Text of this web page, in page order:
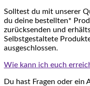
Solltest du mit unserer
du deine bestellten*
zurücksenden und
Selbstgestaltete
ausgeschlossen.
Wie kann ich euch
Du hast Fragen oder ein